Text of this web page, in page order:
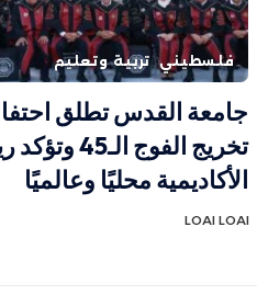
فلسطيني تربية وتعليم
جامعة القدس تطلق
تخريج الفوج الـ45
الأكاديمية محليًا وعالميًا
LOAI LOAI